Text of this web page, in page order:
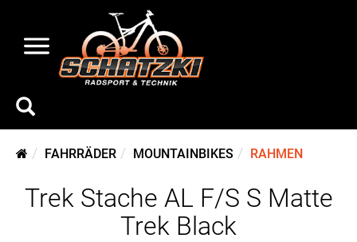
FAHRRÄDER MOUNTAINBIKES RAHMEN
Trek Stache AL F/S S Matte
Trek Black